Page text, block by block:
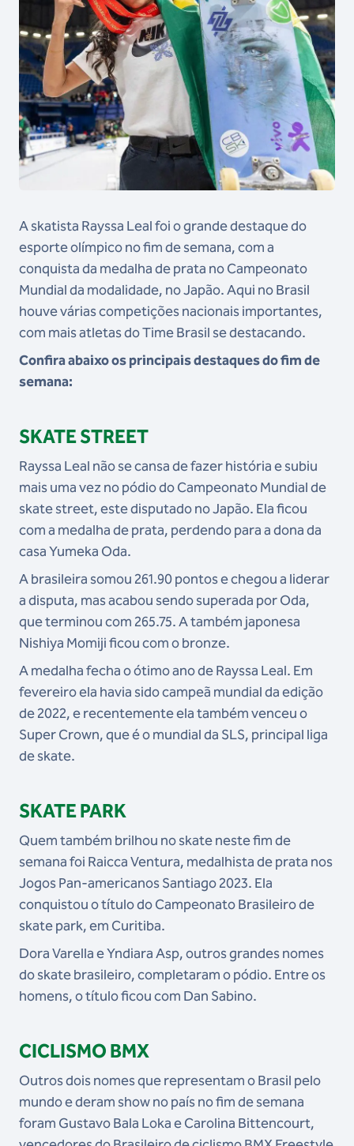
A skatista Rayssa Leal foi o grande destaque do
esporte olímpico no fim de semana, com a
conquista da medalha de prata no Campeonato
Mundial da modalidade, no Japão. Aqui no Brasil
houve várias competições nacionais importantes,
com mais atletas do Time Brasil se destacando.
Confira abaixo os principais destaques do fim de
semana:
SKATE STREET
Rayssa Leal não se cansa de fazer história e subiu
mais uma vez no pódio do Campeonato Mundial de
skate street, este disputado no Japão. Ela ficou
com a medalha de prata, perdendo para a dona da
casa Yumeka Oda.
A brasileira somou 261.90 pontos e chegou a liderar
a disputa, mas acabou sendo superada por Oda,
que terminou com 265.75. A também japonesa
Nishiya Momiji ficou com o bronze.
A medalha fecha o ótimo ano de Rayssa Leal. Em
fevereiro ela havia sido campeã mundial da edição
de 2022, e recentemente ela também venceu o
Super Crown, que é o mundial da SLS, principal liga
de skate.
SKATE PARK
Quem também brilhou no skate neste fim de
semana foi Raicca Ventura, medalhista de prata nos
Jogos Pan-americanos Santiago 2023. Ela
conquistou o título do Campeonato Brasileiro de
skate park, em Curitiba.
Dora Varella e Yndiara Asp, outros grandes nomes
do skate brasileiro, completaram o pódio. Entre os
homens, o título ficou com Dan Sabino.
CICLISMO BMX
Outros dois nomes que representam o Brasil pelo
mundo e deram show no país no fim de semana
foram Gustavo Bala Loka e Carolina Bittencourt,